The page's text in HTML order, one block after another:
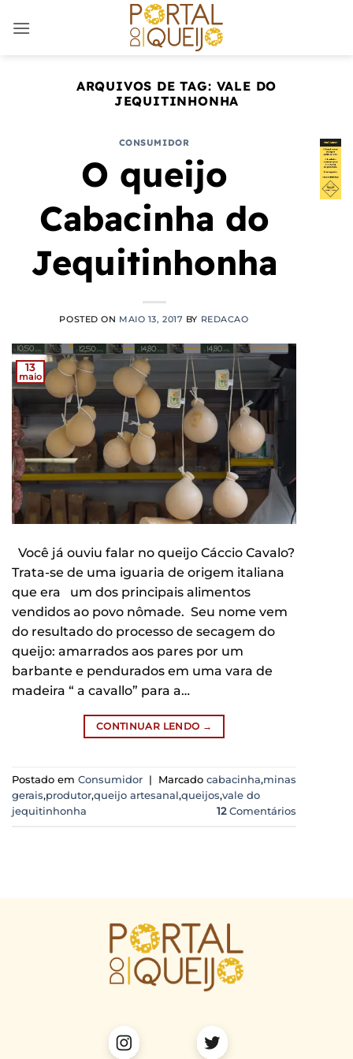
ARQUIVOS DE TAG: VALE DO
JEQUITINHONHA
CONSUMIDOR
O queijo
Cabacinha do
Jequitinhonha
POSTED ON MAIO 13, 2017 BY REDACAO
13
maio
Você já ouviu falar no queijo Cáccio Cavalo?
Trata-se de uma iguaria de origem italiana
que era um dos principais alimentos
vendidos ao povo nômade. Seu nome vem
do resultado do processo de secagem do
queijo: amarrados aos pares por um
barbante e pendurados em uma vara de
madeira “ a cavallo” para a…
CONTINUAR LENDO →
Postado em Consumidor | Marcado cabacinha,minas
gerais,produtor,queijo artesanal,queijos,vale do
jequitinhonha
12Comentários